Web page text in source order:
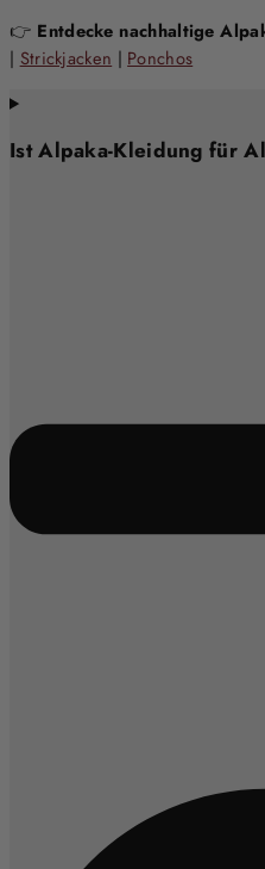
👉 Entdecke nachhaltige
| Strickjacken | Ponchos
Ist Alpaka-Kleidung für